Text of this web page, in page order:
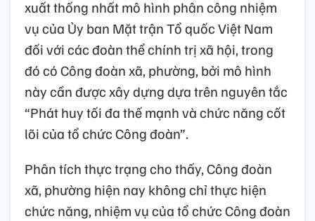
xuất thống nhất mô hình phân công nhiệm
vụ của Ủy ban Mặt trận Tổ quốc Việt Nam
đối với các đoàn thể chính trị xã hội, trong
đó có Công đoàn xã, phường, bởi mô hình
này cần được xây dựng dựa trên nguyên tắc
“Phát huy tối đa thế mạnh và chức năng cốt
lõi của tổ chức Công đoàn”.
Phân tích thực trạng cho thấy, Công đoàn
xã, phường hiện nay không chỉ thực hiện
chức năng, nhiệm vụ của tổ chức Công đoàn